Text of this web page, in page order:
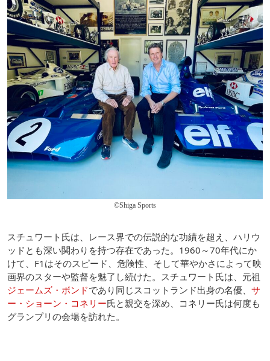
©Shiga Sports
スチュワート氏は、レース界での伝説的な功績を超え、ハリウ
ッドとも深い関わりを持つ存在であった。1960～70年代にか
けて、F1はそのスピード、危険性、そして華やかさによって映
画界のスターや監督を魅了し続けた。スチュワート氏は、元祖
ジェームズ・ボンドであり同じスコットランド出身の名優、 サ
ー・ショーン・コネリー氏と親交を深め、コネリー氏は何度も
グランプリの会場を訪れた。